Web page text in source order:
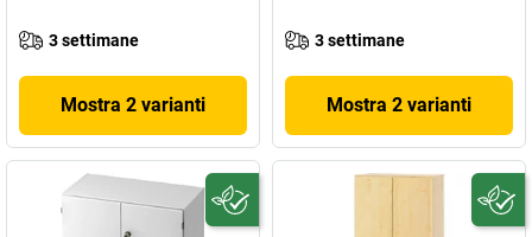
3 settimane
Mostra 2 varianti
3 settimane
Mostra 2 varianti